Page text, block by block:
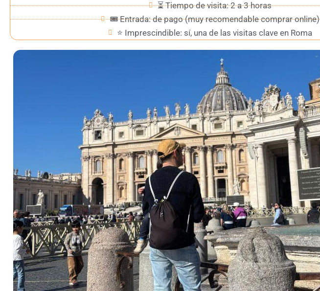
⏳ Tiempo de visita: 2 a 3 horas
🎟️ Entrada: de pago (muy recomendable comprar online)
⭐ Imprescindible: sí, una de las visitas clave en Roma